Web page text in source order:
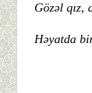
Gözəl qız,
Həyatda